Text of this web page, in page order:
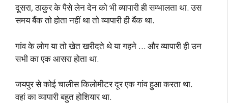
दूसरा, ठाकुर के पैसे लेन देन को भी व्यापारी ही सम्भालता था. उस
समय बैंक तो होता नहीं था तो व्यापारी ही बैंक था.
गांव के लोग या तो खेत खरीदते थे या गहने … और व्यापारी ही उन
सभी का एक आसरा होता था.
जयपुर से कोई चालीस किलोमीटर दूर एक गांव हुआ करता था.
वहां का व्यापारी बहुत होशियार था.